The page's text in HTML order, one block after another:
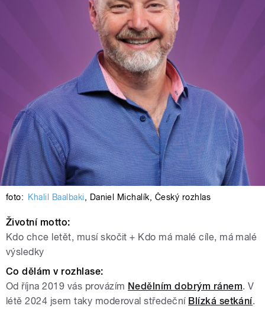
foto: Khalil Baalbaki, Daniel Michalík, Český rozhlas
Životní motto:
Kdo chce letět, musí skočit + Kdo má malé cíle, má malé
výsledky
Co dělám v rozhlase:
Od října 2019 vás provázím Nedělním dobrým ránem. V
létě 2024 jsem taky moderoval středeční Blízká setkání.